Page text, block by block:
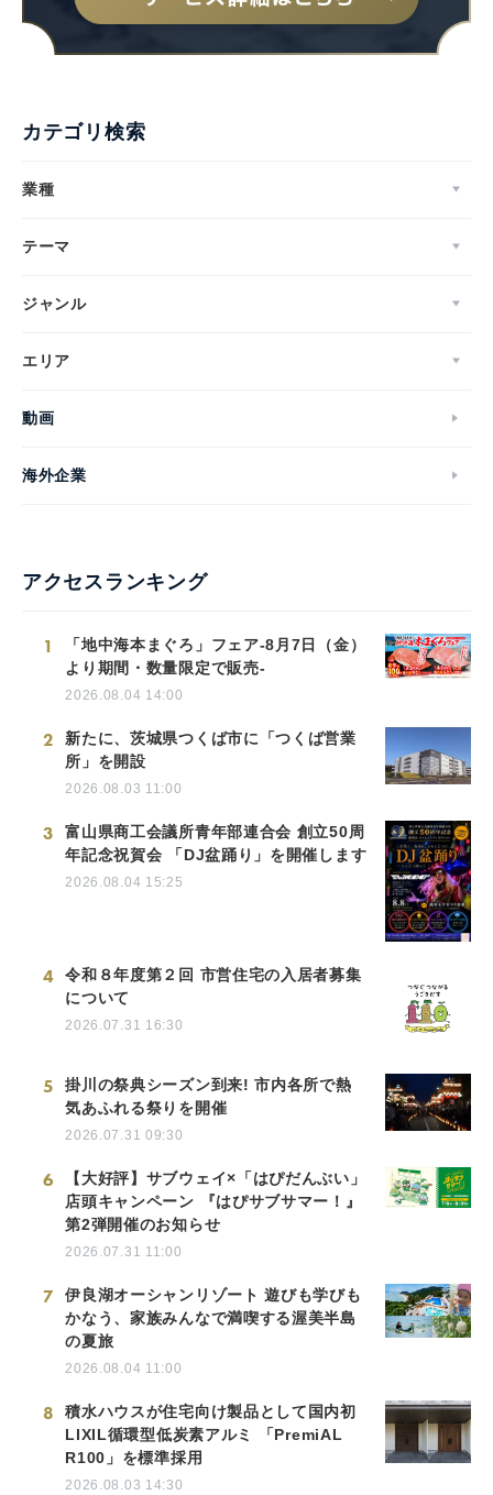
カテゴリ検索
業種
テーマ
ジャンル
エリア
動画
海外企業
アクセスランキング
1
「地中海本まぐろ」フェア-8月7日（金）
より期間・数量限定で販売-
2026.08.04 14:00
2
新たに、茨城県つくば市に「つくば営業
所」を開設
2026.08.03 11:00
3
富山県商工会議所青年部連合会 創立50周
年記念祝賀会 「DJ盆踊り」を開催します
2026.08.04 15:25
4
令和８年度第２回 市営住宅の入居者募集
について
2026.07.31 16:30
5
掛川の祭典シーズン到来! 市内各所で熱
気あふれる祭りを開催
2026.07.31 09:30
6
【大好評】サブウェイ×「はぴだんぶい」
店頭キャンペーン 『はぴサブサマー！』
第2弾開催のお知らせ
2026.07.31 11:00
7
伊良湖オーシャンリゾート 遊びも学びも
かなう、家族みんなで満喫する渥美半島
の夏旅
2026.08.04 11:00
8
積水ハウスが住宅向け製品として国内初
LIXIL循環型低炭素アルミ 「PremiAL
R100」を標準採用
2026.08.03 14:30